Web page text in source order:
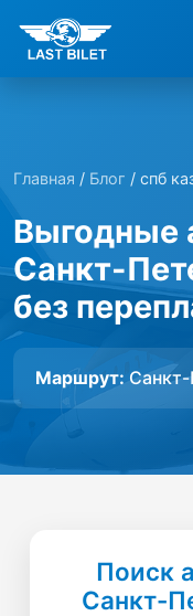
Главная / Блог / спб
Выгодные
Санкт-
без
Маршрут:Санкт-
Поиск
Санкт-